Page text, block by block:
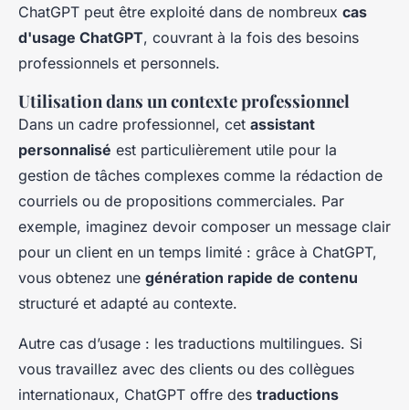
ChatGPT peut être exploité dans de nombreux cas
d'usage ChatGPT, couvrant à la fois des besoins
professionnels et personnels.
Utilisation dans un contexte professionnel
Dans un cadre professionnel, cet assistant
personnalisé est particulièrement utile pour la
gestion de tâches complexes comme la rédaction de
courriels ou de propositions commerciales. Par
exemple, imaginez devoir composer un message clair
pour un client en un temps limité : grâce à ChatGPT,
vous obtenez une génération rapide de contenu
structuré et adapté au contexte.
Autre cas d’usage : les traductions multilingues. Si
vous travaillez avec des clients ou des collègues
internationaux, ChatGPT offre des traductions